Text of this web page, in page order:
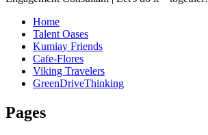
Home
Talent Oases
Kumiay Friends
Cafe-Flores
Viking Travelers
GreenDriveThinking
Pages